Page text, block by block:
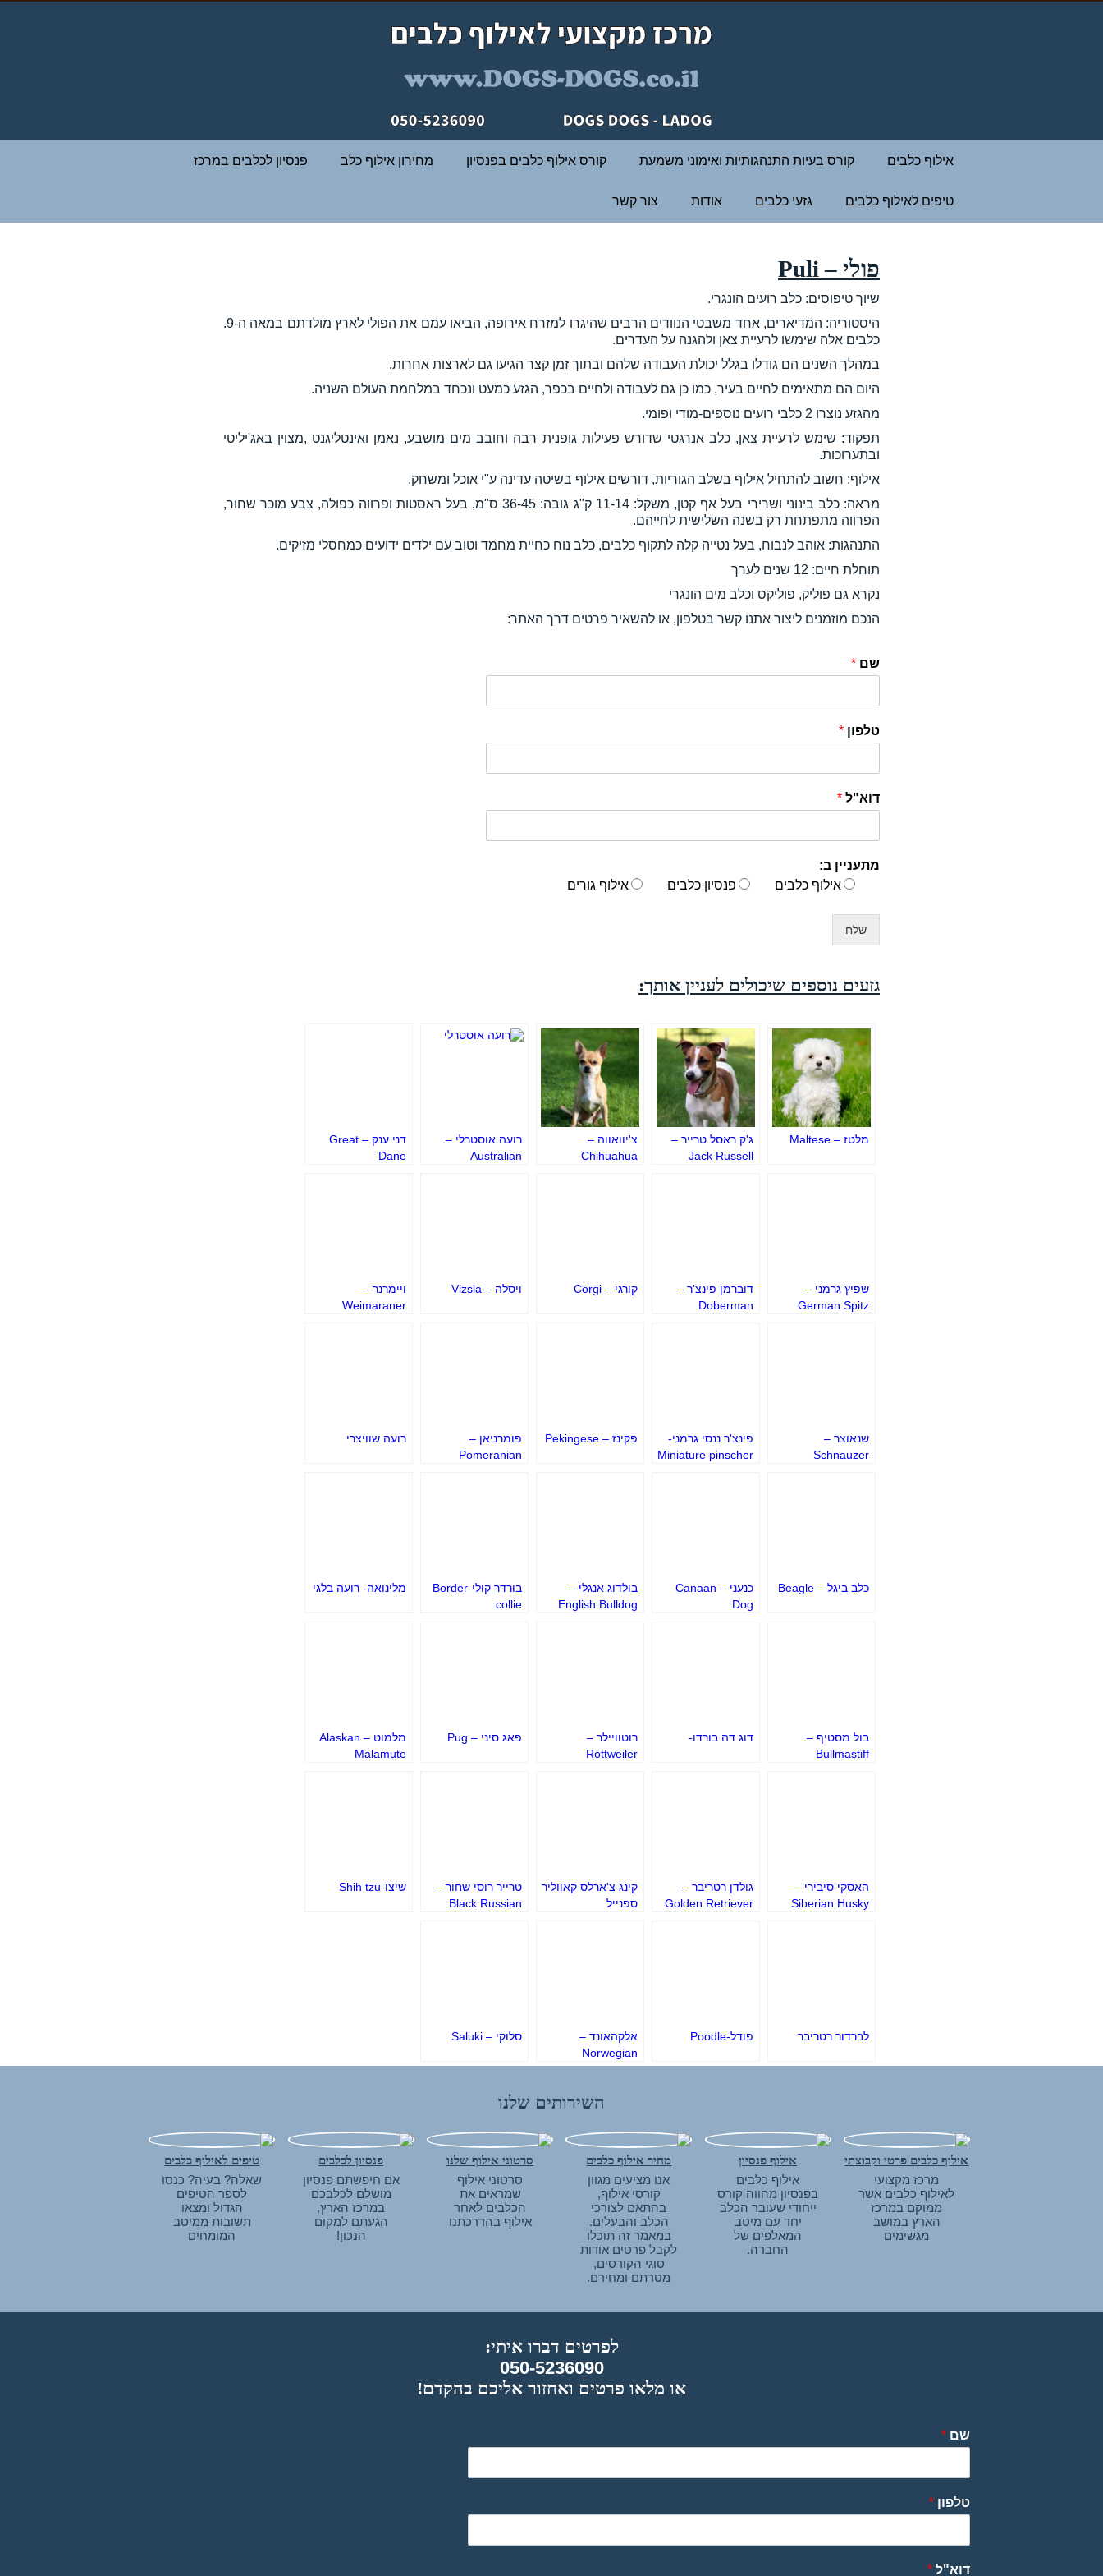
אילוף כלבים קורס בעיות התנהגותיות ואימוני משמעת קורס אילוף כלבים בפנסיון מחירון אילוף כלב פנסיון לכלבים במרכז
טיפים לאילוף כלבים גזעי כלבים אודות צור קשר
פולי – Puli
שיוך טיפוסים: כלב רועים הונגרי.
היסטוריה: המדיארים, אחד משבטי הנוודים הרבים שהיגרו למזרח אירופה, הביאו עמם את הפולי לארץ מולדתם במאה ה-9.
כלבים אלה שימשו לרעיית צאן ולהגנה על העדרים.
במהלך השנים הם גודלו בגלל יכולת העבודה שלהם ובתוך זמן קצר הגיעו גם לארצות אחרות.
היום הם מתאימים לחיים בעיר, כמו כן גם לעבודה ולחיים בכפר, הגזע כמעט ונכחד במלחמת העולם השניה.
מהגזע נוצרו 2 כלבי רועים נוספים-מודי ופומי.
תפקוד: שימש לרעיית צאן, כלב אנרגטי שדורש פעילות גופנית רבה וחובב מים מושבע, נאמן ואינטליגנט ,מצוין באג'יליטי
ובתערוכות.
אילוף: חשוב להתחיל אילוף בשלב הגוריות, דורשים אילוף בשיטה עדינה ע"י אוכל ומשחק.
מראה: כלב בינוני ושרירי בעל אף קטן, משקל: 11-14 ק"ג גובה: 36-45 ס"מ, בעל ראסטות ופרווה כפולה, צבע מוכר שחור,
הפרווה מתפתחת רק בשנה השלישית לחייהם.
התנהגות: אוהב לנבוח, בעל נטייה קלה לתקוף כלבים, כלב נוח כחיית מחמד וטוב עם ילדים ידועים כמחסלי מזיקים.
תוחלת חיים: 12 שנים לערך
נקרא גם פוליק, פוליקס וכלב מים הונגרי
הנכם מוזמנים ליצור אתנו קשר בטלפון, או להשאיר פרטים דרך האתר:
שם *
טלפון *
דוא"ל *
מתעניין ב:
אילוף כלבים
פנסיון כלבים אילוף גורים
שלח
גזעים נוספים שיכולים לעניין אותך:
מלטז – Maltese
ג'ק ראסל טרייר –
Jack Russell
צ'יוואווה –
Chihuahua
רועה אוסטרלי –
Australian
דני ענק – Great
Dane
שפיץ גרמני –
German Spitz
דוברמן פינצ'ר –
Doberman
קורגי – Corgi ויסלה – Vizsla
ויימרנר –
Weimaraner
שנאוצר –
Schnauzer
פינצ'ר ננסי גרמני-
Miniature pinscher
פקינז – Pekingese
פומרניאן –
Pomeranian
רועה שוויצרי
כלב ביגל – Beagle
כנעני – Canaan
Dog
בולדוג אנגלי –
English Bulldog
בורדר קולי-Border
collie
מלינואה- רועה בלגי
בול מסטיף –
Bullmastiff
דוג דה בורדו-
רוטוויילר –
Rottweiler
פאג סיני – Pug
מלמוט – Alaskan
Malamute
האסקי סיבירי –
Siberian Husky
גולדן רטריבר –
Golden Retriever
קינג צ'ארלס קאווליר
ספנייל
טרייר רוסי שחור –
Black Russian
שיצו-Shih tzu
לברדור רטריבר פודל-Poodle
אלקהאונד –
Norwegian
Elkhound
סלוקי – Saluki
השירותים שלנו
אילוף כלבים פרטי וקבוצתי
מרכז מקצועי
לאילוף כלבים אשר
ממוקם במרכז
הארץ במושב
מגשימים
אילוף פנסיון
אילוף כלבים
בפנסיון מהווה קורס
ייחודי שעובר הכלב
יחד עם מיטב
המאלפים של
החברה.
מחיר אילוף כלבים
אנו מציעים מגוון
קורסי אילוף,
בהתאם לצורכי
הכלב והבעלים.
במאמר זה תוכלו
לקבל פרטים אודות
סוגי הקורסים,
מטרתם ומחירם.
סרטוני אילוף שלנו
סרטוני אילוף
שמראים את
הכלבים לאחר
אילוף בהדרכתנו
פנסיון לכלבים
אם חיפשתם פנסיון
מושלם לכלבכם
במרכז הארץ,
הגעתם למקום
הנכון!
טיפים לאילוף כלבים
שאלה? בעיה? כנסו
לספר הטיפים
הגדול ומצאו
תשובות ממיטב
המומחים
לפרטים דברו איתי:
050-5236090
או מלאו פרטים ואחזור אליכם בהקדם!
שם *
טלפון *
דוא"ל *